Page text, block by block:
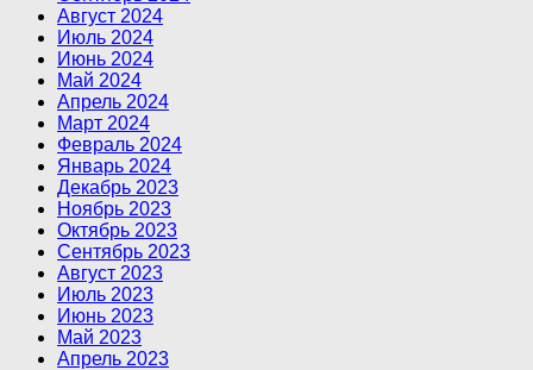
Август 2024
Июль 2024
Июнь 2024
Май 2024
Апрель 2024
Март 2024
Февраль 2024
Январь 2024
Декабрь 2023
Ноябрь 2023
Октябрь 2023
Сентябрь 2023
Август 2023
Июль 2023
Июнь 2023
Май 2023
Апрель 2023